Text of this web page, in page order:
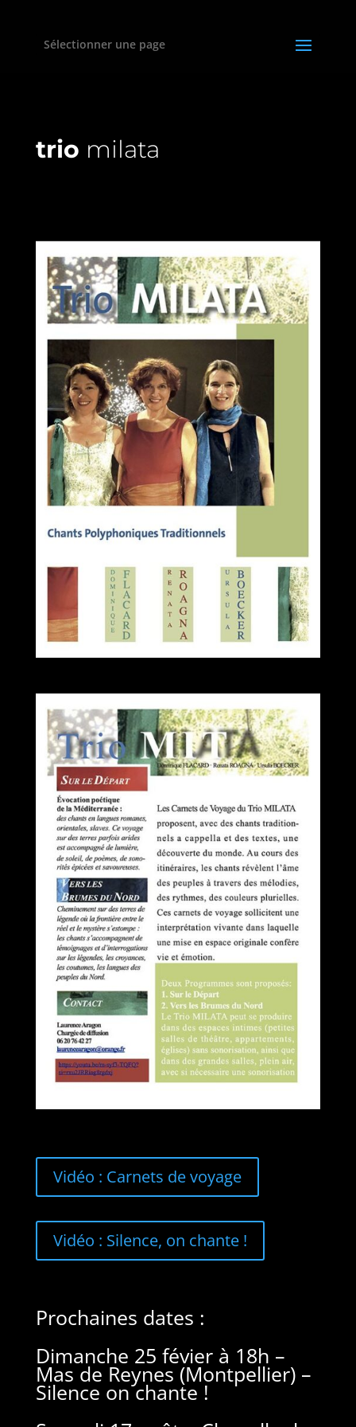
Sélectionner une page
trio milata
Vidéo : Carnets de voyage
Vidéo : Silence, on chante !
Prochaines dates :
Dimanche 25 févier à 18h –
Mas de Reynes (Montpellier) –
Silence on chante !